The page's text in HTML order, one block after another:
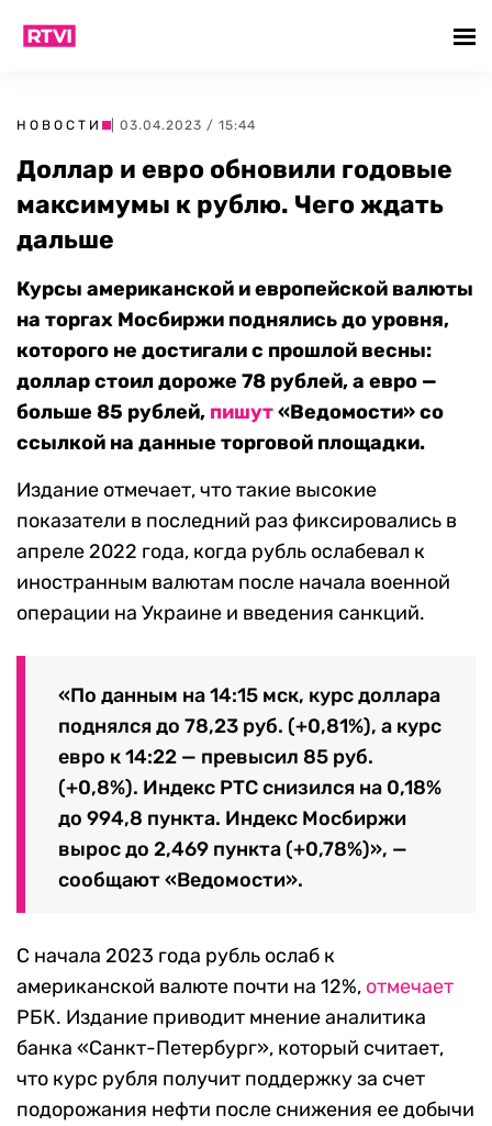
НОВОСТИ | 03.04.2023 / 15:44
Доллар и евро обновили годовые
максимумы к рублю. Чего ждать
дальше
Курсы американской и европейской валюты
на торгах Мосбиржи поднялись до уровня,
которого не достигали с прошлой весны:
доллар стоил дороже 78 рублей, а евро —
больше 85 рублей, пишут«Ведомости» со
ссылкой на данные торговой площадки.
Издание отмечает, что такие высокие
показатели в последний раз фиксировались в
апреле 2022 года, когда рубль ослабевал к
иностранным валютам после начала военной
операции на Украине и введения санкций.
«По данным на 14:15 мск, курс доллара
поднялся до 78,23 руб. (+0,81%), а курс
евро к 14:22 — превысил 85 руб.
(+0,8%). Индекс РТС снизился на 0,18%
до 994,8 пункта. Индекс Мосбиржи
вырос до 2,469 пункта (+0,78%)», —
сообщают «Ведомости».
С начала 2023 года рубль ослаб к
американской валюте почти на 12%, отмечает
РБК. Издание приводит мнение аналитика
банка «Санкт-Петербург», который считает,
что курс рубля получит поддержку за счет
подорожания нефти после снижения ее добычи